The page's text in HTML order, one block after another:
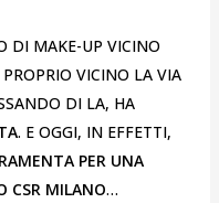
DI MAKE-UP VICINO
PROPRIO VICINO LA VIA
DI LA, HA
. E OGGI, IN EFFETTI,
PER UNA
CSR MILANO…